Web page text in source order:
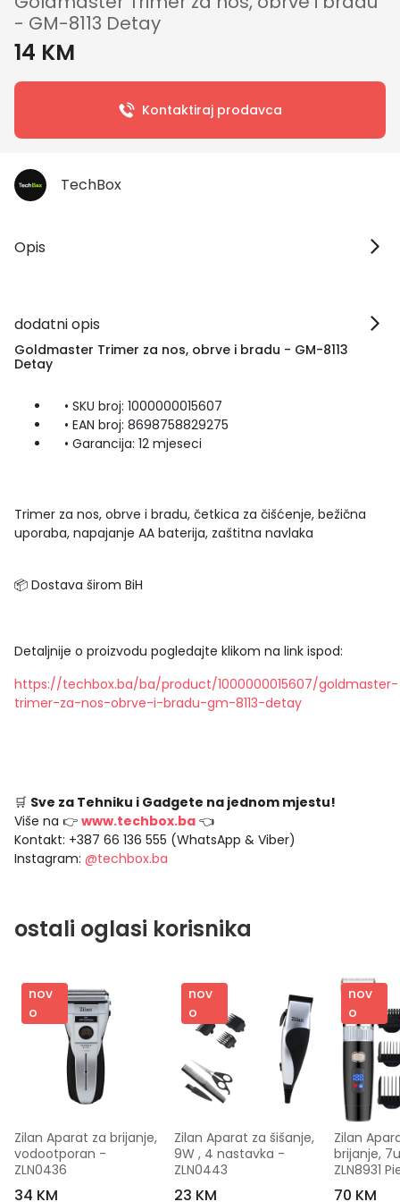
- GM-8113 Detay
14 KM
Kontaktiraj prodavca
TechBox
Opis
dodatni opis
Goldmaster Trimer za nos, obrve i bradu - GM-8113
Detay
• SKU broj: 1000000015607
• EAN broj: 8698758829275
• Garancija: 12 mjeseci
Trimer za nos, obrve i bradu, četkica za čišćenje, bežična
uporaba, napajanje AA baterija, zaštitna navlaka
📦 Dostava širom BiH
Detaljnije o proizvodu pogledajte klikom na link ispod:
https://techbox.ba/ba/product/1000000015607/goldmaster-
trimer-za-nos-obrve-i-bradu-gm-8113-detay
🛒 Sve za Tehniku i Gadgete na jednom mjestu!
Više na 👉 www.techbox.ba 👈
Kontakt: +387 66 136 555 (WhatsApp & Viber)
Instagram: @techbox.ba
ostali oglasi korisnika
nov
o
Zilan Aparat za brijanje,
vodootporan -
ZLN0436
34 KM
nov
o
Zilan Aparat za šišanje,
9W , 4 nastavka -
ZLN0443
23 KM
nov
o
Zilan
brijanje,
ZLN8931
70 KM